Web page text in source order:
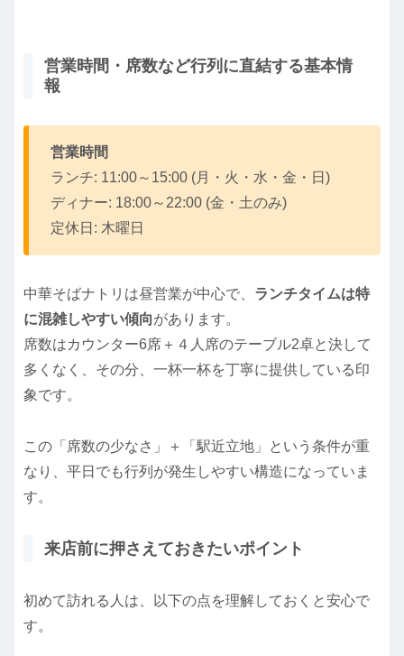
営業時間・席数など行列に直結する基本情
報
営業時間
ランチ: 11:00～15:00 (月・火・水・金・日)
ディナー: 18:00～22:00 (金・土のみ)
定休日: 木曜日
中華そばナトリは昼営業が中心で、 ランチタイムは特
に混雑しやすい傾向があります。
席数はカウンター6席＋４人席のテーブル2卓と決して
多くなく、その分、一杯一杯を丁寧に提供している印
象です。
この「席数の少なさ」＋「駅近立地」という条件が重
なり、平日でも行列が発生しやすい構造になっていま
す。
来店前に押さえておきたいポイント
初めて訪れる人は、以下の点を理解しておくと安心で
す。